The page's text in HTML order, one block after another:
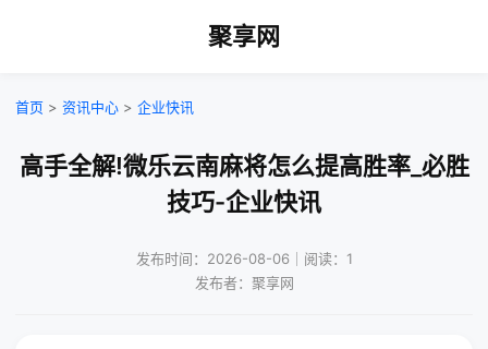
聚享网
首页 > 资讯中心 > 企业快讯
高手全解!微乐云南麻将怎么提高胜率_必胜
技巧-企业快讯
发布时间：2026-08-06｜阅读：1
发布者：聚享网